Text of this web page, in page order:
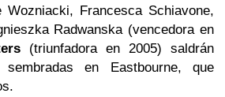
Francesca Schiavone,
Radwanska (vencedora en
(triunfadora en 2005) saldrán
en Eastbourne, que